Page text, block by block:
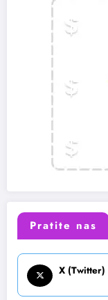
Pratite nas
X (Twitter)